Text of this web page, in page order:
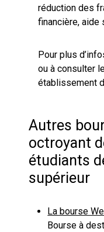
réduction des
financière, aide
Pour plus
ou à consulter
établissement
Autres
octroyant
étudiants
supérieur
La bourse
Bourse à